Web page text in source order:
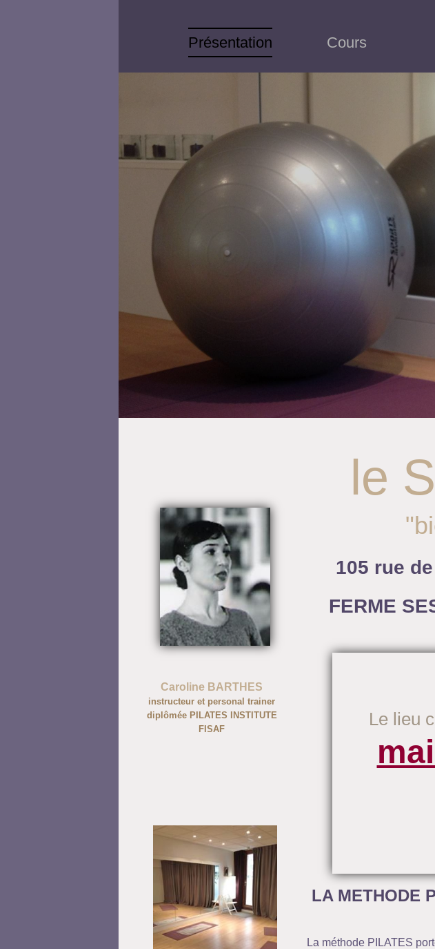
Présentation Cours
le
105 rue
FERME
Le lieu
Caroline BARTHES
instructeur et personal trainer
diplômée PILATES INSTITUTE
FISAF
LA METHODE
La méthode PILATES